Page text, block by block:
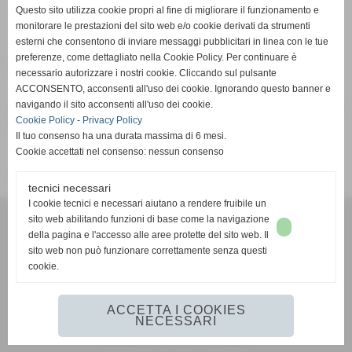
Home
Pagina non trovata
Attenzione: la pagina richiesta non è più presente su questo
sito web. È stata rimossa o modificata.
VIA VETERANI DELLO SPORT
54027 PONTREMOLI (MS)
Realizzazione siti web www.sitoper.it
Questo sito utilizza cookie propri al fine di migliorare il funzionamento e
monitorare le prestazioni del sito web e/o cookie derivati da strumenti
esterni che consentono di inviare messaggi pubblicitari in linea con le tue
preferenze, come dettagliato nella Cookie Policy. Per continuare è
necessario autorizzare i nostri cookie. Cliccando sul pulsante
ACCONSENTO, acconsenti all'uso dei cookie. Ignorando questo banner e
navigando il sito acconsenti all'uso dei cookie.
Cookie Policy - Privacy Policy
Il tuo consenso ha una durata massima di 6 mesi.
Cookie accettati nel consenso: nessun consenso
tecnici necessari
I cookie tecnici e necessari aiutano a rendere fruibile un
sito web abilitando funzioni di base come la navigazione
della pagina e l'accesso alle aree protette del sito web. Il
sito web non può funzionare correttamente senza questi
cookie.
ACCETTA I COOKIES
NECESSARI